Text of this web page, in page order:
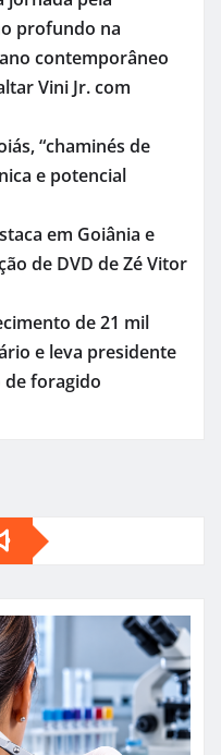
profundo na
contemporâneo
Vini Jr. com
“chaminés de
e potencial
em Goiânia e
de DVD de Zé Vitor
de 21 mil
e leva presidente
de foragido